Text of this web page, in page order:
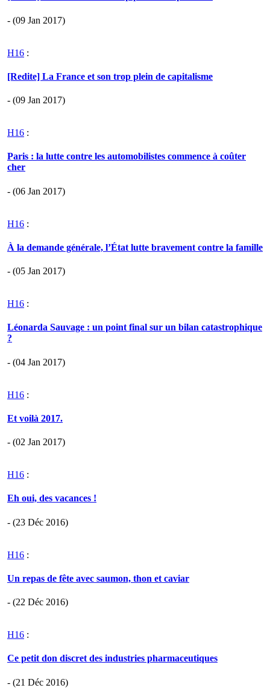
- (09 Jan 2017)
H16 :
[Redite] La France et son trop plein de capitalisme
- (09 Jan 2017)
H16 :
Paris : la lutte contre les automobilistes commence à coûter
cher
- (06 Jan 2017)
H16 :
À la demande générale, l’État lutte bravement contre la famille
- (05 Jan 2017)
H16 :
Léonarda Sauvage : un point final sur un bilan catastrophique
?
- (04 Jan 2017)
H16 :
Et voilà 2017.
- (02 Jan 2017)
H16 :
Eh oui, des vacances !
- (23 Déc 2016)
H16 :
Un repas de fête avec saumon, thon et caviar
- (22 Déc 2016)
H16 :
Ce petit don discret des industries pharmaceutiques
- (21 Déc 2016)